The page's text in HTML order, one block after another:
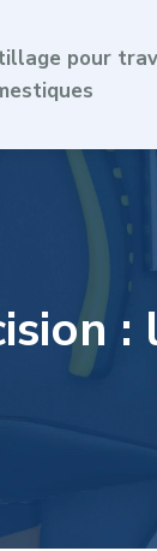
pour
: